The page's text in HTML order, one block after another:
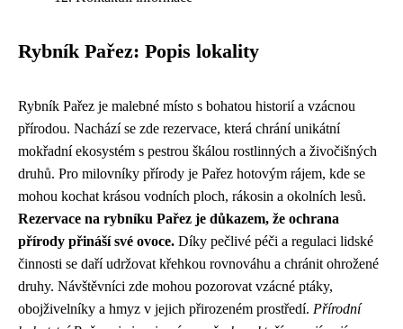
Rybník Pařez: Popis lokality
Rybník Pařez je malebné místo s bohatou historií a vzácnou
přírodou. Nachází se zde rezervace, která chrání unikátní
mokřadní ekosystém s pestrou škálou rostlinných a živočišných
druhů. Pro milovníky přírody je Pařez hotovým rájem, kde se
mohou kochat krásou vodních ploch, rákosin a okolních lesů.
Rezervace na rybníku Pařez je důkazem, že ochrana
přírody přináší své ovoce. Díky pečlivé péči a regulaci lidské
činnosti se daří udržovat křehkou rovnováhu a chránit ohrožené
druhy. Návštěvníci zde mohou pozorovat vzácné ptáky,
obojživelníky a hmyz v jejich přirozeném prostředí. Přírodní